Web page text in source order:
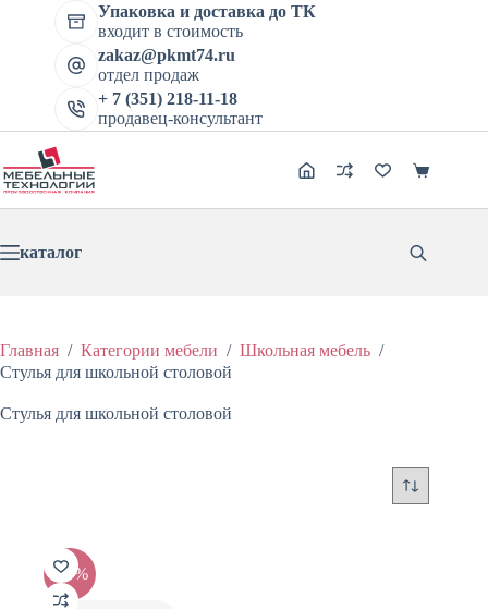
Упаковка и доставка до ТК
входит в стоимость
zakaz@pkmt74.ru
отдел продаж
+ 7 (351) 218-11-18
продавец-консультант
Корзина
каталог
Главная / Категории мебели / Школьная мебель /
Стулья для школьной столовой
Стулья для школьной столовой
-20%